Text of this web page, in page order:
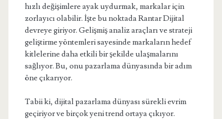
hızlı değişimlere ayak uydurmak, markalar için
zorlayıcı olabilir. İşte bu noktada Rantar Dijital
devreye giriyor. Gelişmiş analiz araçları ve strateji
geliştirme yöntemleri sayesinde markaların hedef
kitlelerine daha etkili bir şekilde ulaşmalarını
sağlıyor. Bu, onu pazarlama dünyasında bir adım
öne çıkarıyor.
Tabii ki, dijital pazarlama dünyası sürekli evrim
geçiriyor ve birçok yeni trend ortaya çıkıyor.